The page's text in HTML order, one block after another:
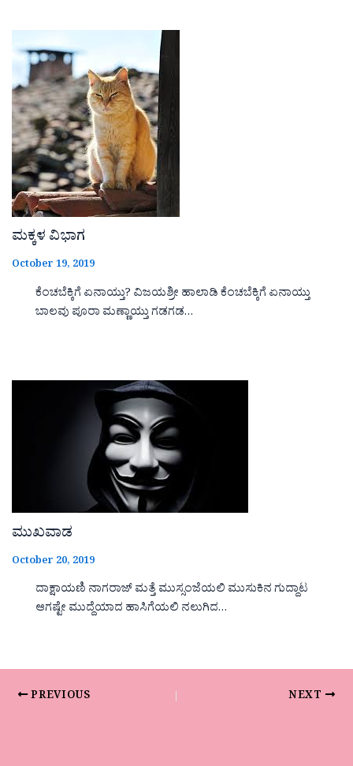
ಮಕ್ಕಳ ವಿಭಾಗ
October 19, 2019
ಕೆಂಚಬೆಕ್ಕಿಗೆ ಏನಾಯ್ತು? ವಿಜಯಶ್ರೀ ಹಾಲಾಡಿ ಕೆಂಚಬೆಕ್ಕಿಗೆ ಏನಾಯ್ತು
ಬಾಲವು ಪೂರಾ ಮಣ್ಣಾಯ್ತು ಗಡಗಡ…
ಮುಖವಾಡ
October 20, 2019
ದಾಕ್ಷಾಯಣಿ ನಾಗರಾಜ್ ಮತ್ತೆ ಮುಸ್ಸಂಜೆಯಲಿ ಮುಸುಕಿನ ಗುದ್ದಾಟ
ಆಗಷ್ಟೇ ಮುದ್ದೆಯಾದ ಹಾಸಿಗೆಯಲಿ ನಲುಗಿದ…
PREVIOUS NEXT